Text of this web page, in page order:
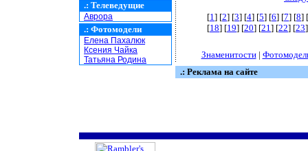
.: Телеведущие
Аврора
.: Фотомодели
Елена Пахалюк
Ксения Чайка
Татьяна Родина
[1] [2] [3] [4] [5] [6] [7] [8] [
[18] [19] [20] [21] [22] [23
Знаменитости|
.: Реклама на сайте